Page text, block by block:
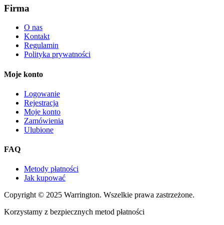
Firma
O nas
Kontakt
Regulamin
Polityka prywatności
Moje konto
Logowanie
Rejestracja
Moje konto
Zamówienia
Ulubione
FAQ
Metody płatności
Jak kupować
Copyright © 2025 Warrington. Wszelkie prawa zastrzeżone.
Korzystamy z bezpiecznych metod płatności